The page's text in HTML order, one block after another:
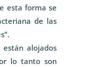
esta forma se
de las
alojados
lo tanto son